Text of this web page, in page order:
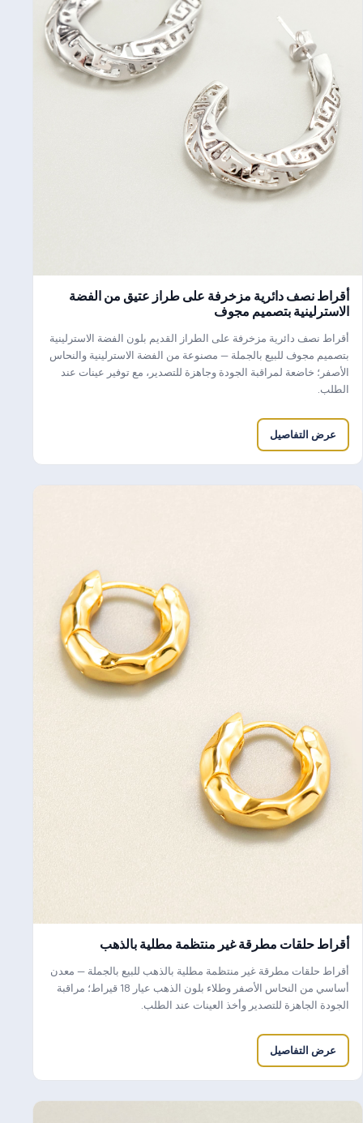
أقراط نصف دائرية مزخرفة على طراز عتيق من الفضة
الاسترلينية بتصميم مجوف
أقراط نصف دائرية مزخرفة على الطراز القديم بلون الفضة الاسترلينية
بتصميم مجوف للبيع بالجملة — مصنوعة من الفضة الاسترلينية والنحاس
الأصفر؛ خاضعة لمراقبة الجودة وجاهزة للتصدير، مع توفير عينات عند
الطلب.
عرض التفاصيل
أقراط حلقات مطرقة غير منتظمة مطلية بالذهب
أقراط حلقات مطرقة غير منتظمة مطلية بالذهب للبيع بالجملة — معدن
أساسي من النحاس الأصفر وطلاء بلون الذهب عيار 18 قيراط؛ مراقبة
الجودة الجاهزة للتصدير وأخذ العينات عند الطلب.
عرض التفاصيل